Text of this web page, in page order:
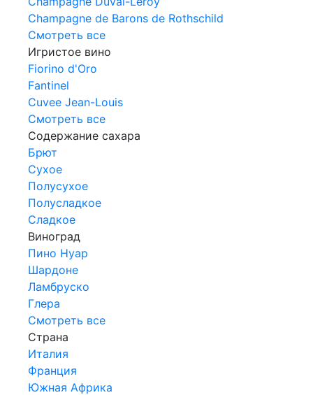
Champagne de Barons de Rothschild
Смотреть все
Игристое вино
Fiorino d'Oro
Fantinel
Cuvee Jean-Louis
Смотреть все
Содержание сахара
Брют
Сухое
Полусухое
Полусладкое
Сладкое
Виноград
Пино Нуар
Шардоне
Ламбруско
Глера
Смотреть все
Страна
Италия
Франция
Южная Африка